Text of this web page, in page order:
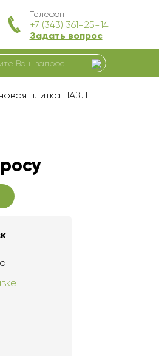
Телефон
+7 (343) 361-25-14
Задать вопрос
плитка ПАЗЛ